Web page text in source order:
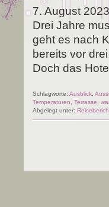
7. August
Drei Jah­re
geht es nach
bereits vor
Doch das
Schlagworte: Ausblick
Temperaturen
Terrasse
Abgelegt unter: